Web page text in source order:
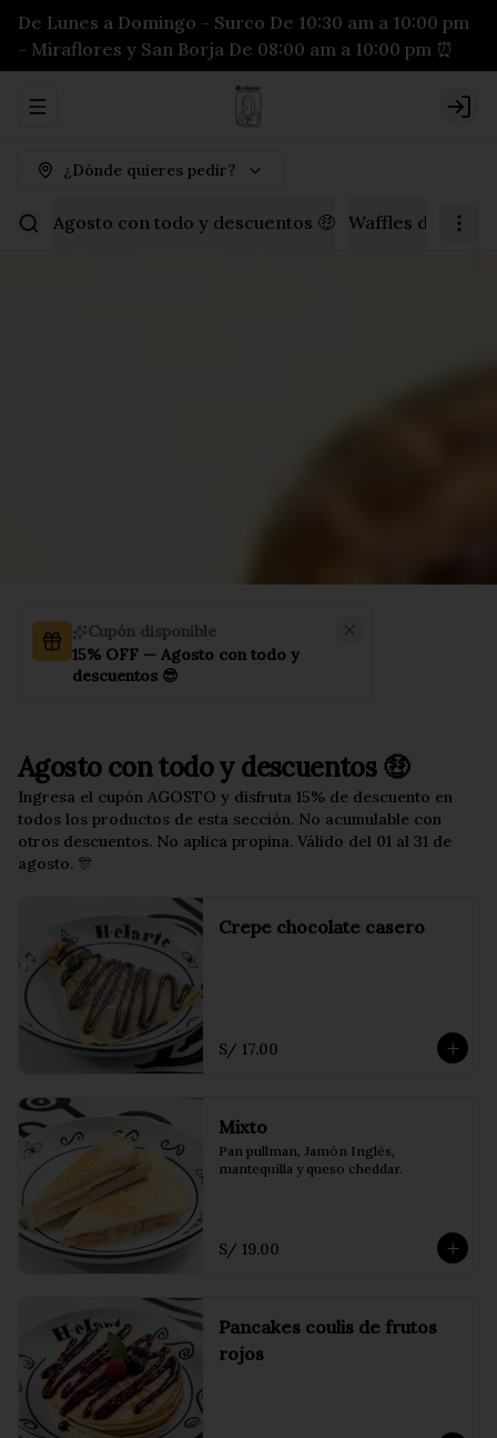
De Lunes a Domingo - Surco De 10:30 am a 10:00 pm
- Miraflores y San Borja De 08:00 am a 10:00 pm ⏰
Abrir menu de navegación
¿Dónde quieres pedir?
Agosto con todo y descuentos 🤑 Waffles dulces
Cupón disponible
15% OFF — Agosto con todo y
descuentos 😎
Agosto con todo y descuentos 🤑
Ingresa el cupón AGOSTO y disfruta 15% de descuento en
todos los productos de esta sección. No acumulable con
otros descuentos. No aplica propina. Válido del 01 al 31 de
agosto. 🎊
Crepe chocolate casero
S/ 17.00
Mixto
Pan pullman, Jamón Inglés,
mantequilla y queso cheddar.
S/ 19.00
Pancakes coulis de frutos
rojos